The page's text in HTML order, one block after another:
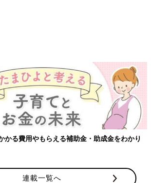
【ワクチン接種できるものも】妊婦の感染症対
連載一覧へ